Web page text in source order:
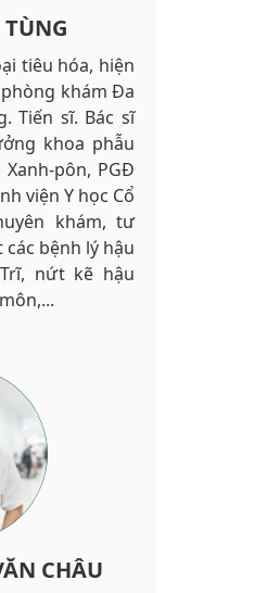
tiêu hóa, hiện
khám Đa
Tiến sĩ. Bác sĩ
khoa phẫu
pôn, PGĐ
viện Y học Cổ
khám, tư
bệnh lý hậu
nứt kẽ hậu
CHÂU